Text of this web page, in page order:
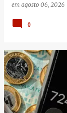
em agosto 06, 2026
0